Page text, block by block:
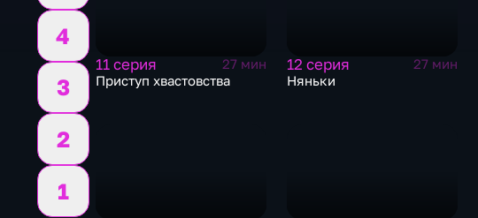
4
3
2
1
11 серия
27 мин
Приступ хвастовства
12 серия
27 мин
Няньки